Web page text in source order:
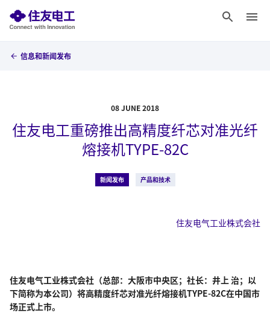
信息和新闻发布
08 JUNE 2018
住友电工重磅推出高精度纤芯对准光纤
熔接机TYPE-82C
新闻发布 产品和技术
住友电气工业株式会社
住友电气工业株式会社（总部：大阪市中央区；社长：井上 治；以
下简称为本公司）将高精度纤芯对准光纤熔接机TYPE-82C在中国市
场正式上市。